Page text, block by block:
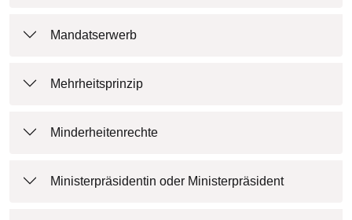
Mandatserwerb
Mehrheitsprinzip
Minderheitenrechte
Ministerpräsidentin oder Ministerpräsident